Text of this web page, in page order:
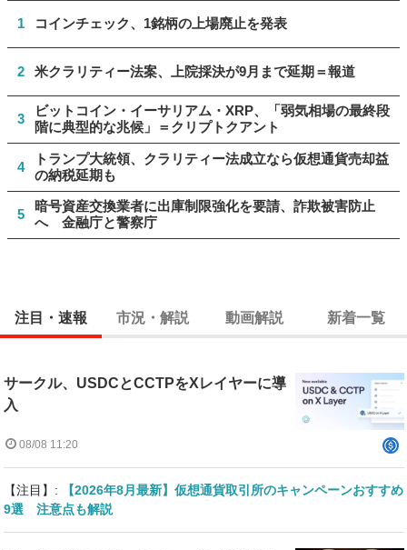
1 コインチェック、1銘柄の上場廃止を発表
2 米クラリティー法案、上院採決が9月まで延期＝報道
3
ビットコイン・イーサリアム・XRP、「弱気相場の最終段
階に典型的な兆候」＝クリプトクアント
4
トランプ大統領、クラリティー法成立なら仮想通貨売却益
の納税延期も
5
暗号資産交換業者に出庫制限強化を要請、詐欺被害防止
へ 金融庁と警察庁
注目・速報 市況・解説 動画解説 新着一覧
サークル、USDCとCCTPをXレイヤーに導
入
08/08 11:20
【注目】:
【2026年8月最新】仮想通貨取引所のキャンペーンおすすめ
9選 注意点も解説